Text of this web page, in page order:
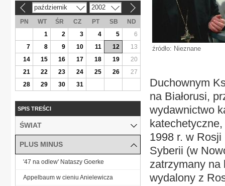
źródło: Nieznane
Duchownym
na Białorusi,
wydawnictwo
1998 r. w
Syberii (w
zatrzymany na
wydalony z
październik 2002
PN WT ŚR CZ PT SB
ND
1
2 3 4 5
6
7
8 9 10 11 12
13
14
15 16 17 18 19
20
21
22 23 24 25 26
27
28
29 30 31
SPIS TREŚCI
ŚWIAT
PLUS MINUS
'47 na odlew' Nataszy Goerke
Appelbaum w cieniu Anielewicza